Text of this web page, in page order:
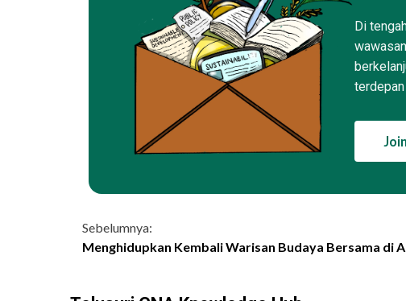
Di
Continue
Sebelumnya:
Menghidupkan Kembali Warisan Budaya Bersama di